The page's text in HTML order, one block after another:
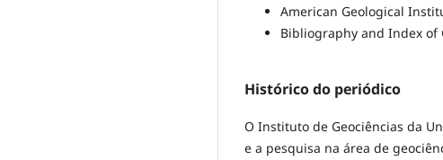
American Geological
Bibliography and Index of
Histórico do periódico
O Instituto de Geociências da
e a pesquisa na área de